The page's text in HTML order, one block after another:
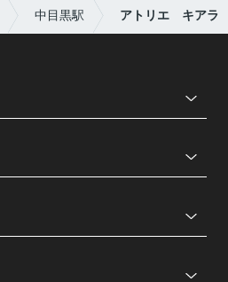
中目黒駅 アトリエ キアラ